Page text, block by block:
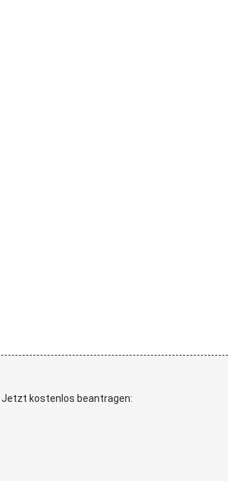
Jetzt kostenlos beantragen: